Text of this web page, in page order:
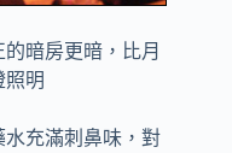
暗房更暗，比月
照明
充滿刺鼻味，對